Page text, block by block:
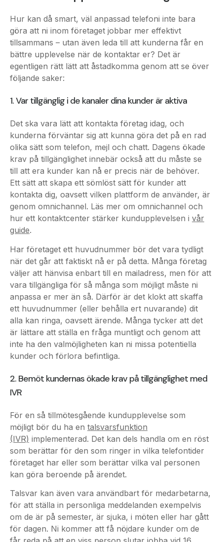
tillsammans – utan även leda till att kunderna får en
bättre upplevelse när de kontaktar er? Det är
egentligen rätt lätt att åstadkomma genom att se över
följande saker:
1. Var tillgänglig i de kanaler dina kunder är aktiva
Det ska vara lätt att kontakta företag idag, och
olika sätt som telefon, mejl och chatt. Dagens ökade
krav på tillgänglighet innebär också att du måste se
till att era kunder kan nå er precis när de behöver.
Ett sätt att skapa ett sömlöst sätt för kunder att
kontakta dig, oavsett vilken plattform de använder, är
genom omnichannel. Läs mer om omnichannel och
hur ett kontaktcenter stärker kundupplevelsen ivår
guide.
Har företaget ett huvudnummer bör det vara tydligt
när det går att faktiskt nå er på detta. Många företag
väljer att hänvisa enbart till en mailadress, men för att
vara tillgängliga för så många som möjligt måste ni
anpassa er mer än så. Därför är det klokt att skaffa
ett huvudnummer (eller behålla ert nuvarande) dit
alla kan ringa, oavsett ärende. Många tycker att det
är lättare att ställa en fråga muntligt och genom att
inte ha den valmöjligheten kan ni missa potentiella
kunder och förlora befintliga.
2. Bemöt kundernas ökade krav på tillgänglighet med
För en så tillmötesgående kundupplevelse som
(IVR)implementerad. Det kan dels handla om en röst
som berättar för den som ringer in vilka telefontider
företaget har eller som berättar vilka val personen
kan göra beroende på ärendet.
Talsvar kan även vara användbart för medarbetarna,
för att ställa in personliga meddelanden exempelvis
om de är på semester, är sjuka, i möten eller har gått
för dagen. Ni kommer att få nöjdare kunder om de
får reda på att en viss person slutar jobba vid 16
varje dag. Då vet de genast att det är smartare att
testa igen tidigare under dagen istället för att fortsätta